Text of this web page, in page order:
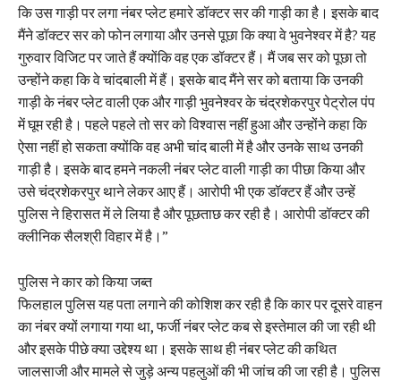
कि उस गाड़ी पर लगा नंबर प्लेट हमारे डॉक्टर सर की गाड़ी का है। इसके बाद
मैंने डॉक्टर सर को फोन लगाया और उनसे पूछा कि क्या वे भुवनेश्वर में है? यह
गुरुवार विजिट पर जाते हैं क्योंकि वह एक डॉक्टर हैं। मैं जब सर को पूछा तो
उन्होंने कहा कि वे चांदबाली में हैं। इसके बाद मैंने सर को बताया कि उनकी
गाड़ी के नंबर प्लेट वाली एक और गाड़ी भुवनेश्वर के चंद्रशेकरपुर पेट्रोल पंप
में घूम रही है। पहले पहले तो सर को विश्वास नहीं हुआ और उन्होंने कहा कि
ऐसा नहीं हो सकता क्योंकि वह अभी चांद बाली में है और उनके साथ उनकी
गाड़ी है। इसके बाद हमने नकली नंबर प्लेट वाली गाड़ी का पीछा किया और
उसे चंद्रशेकरपुर थाने लेकर आए हैं। आरोपी भी एक डॉक्टर हैं और उन्हें
पुलिस ने हिरासत में ले लिया है और पूछताछ कर रही है। आरोपी डॉक्टर की
क्लीनिक सैलश्री विहार में है।”
पुलिस ने कार को किया जब्त
फिलहाल पुलिस यह पता लगाने की कोशिश कर रही है कि कार पर दूसरे वाहन
का नंबर क्यों लगाया गया था, फर्जी नंबर प्लेट कब से इस्तेमाल की जा रही थी
और इसके पीछे क्या उद्देश्य था। इसके साथ ही नंबर प्लेट की कथित
जालसाजी और मामले से जुड़े अन्य पहलुओं की भी जांच की जा रही है। पुलिस